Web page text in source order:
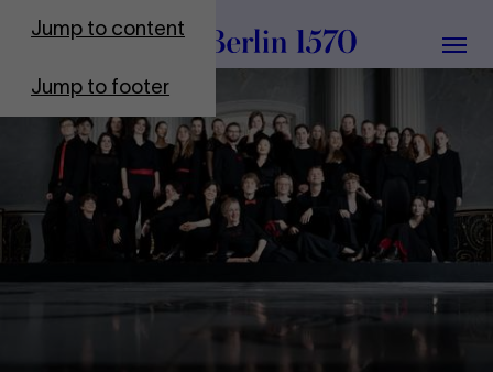
Jump to content
Jump to footer
To Frontpage